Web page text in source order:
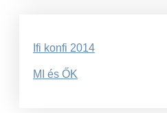
navigáció
Ifi konfi 2014
MI és ŐK